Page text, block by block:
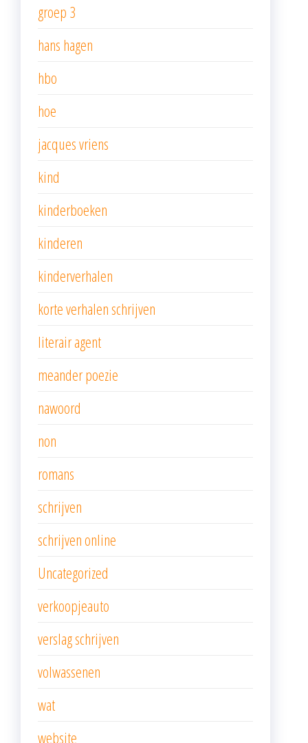
groep 3
hans hagen
hbo
hoe
jacques vriens
kind
kinderboeken
kinderen
kinderverhalen
korte verhalen schrijven
literair agent
meander poezie
nawoord
non
romans
schrijven
schrijven online
Uncategorized
verkoopjeauto
verslag schrijven
volwassenen
wat
website